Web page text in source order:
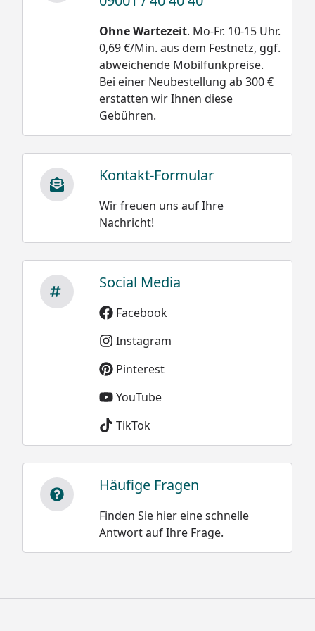
und locker 30 bis 50
kg/m³
Neuschnee schwach
gebunden 50 bis 100
Neuschnee stark
gebunden 100 bis 200
kg/m³
Altschnee trocken
200 bis 400 kg/m³
Altschnee feucht
nass 300 bis 500
kg/m³
Belastung bei einer
Schneehöhe
von 20 cm oder 0,2 m
bei Altschnee:
100 kg /m²
Sie können natürlich sowohl dieses, als auch alle
Konstruktionen, ideal als Terrassenüberdachung
Optionale Erweiterungen (siehe Reiter "Zubehör"):
Seitenwände
Ohne Wartezeit. Mo-Fr. 10-15 Uhr.
0,69 €/Min. aus dem Festnetz, ggf.
abweichende Mobilfunkpreise.
Bei einer Neubestellung ab 300 €
erstatten wir Ihnen diese
Gebühren.
Kontakt-Formular
Wir freuen uns auf Ihre
Nachricht!
Social Media
Facebook
Instagram
Pinterest
YouTube
TikTok
Häufige Fragen
Finden Sie hier eine schnelle
Antwort auf Ihre Frage.